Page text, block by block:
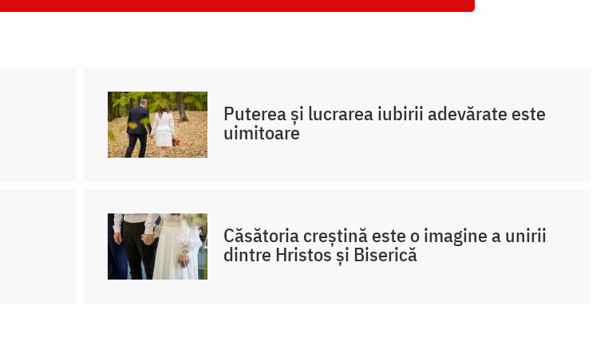
Puterea și lucrarea iubirii adevărate este
uimitoare
Căsătoria creștină este o imagine a unirii
dintre Hristos și Biserică